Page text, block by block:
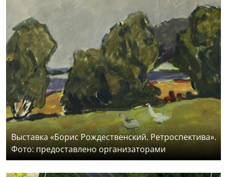
Выставка «Борис Рождественский. Ретроспектива».
Фото: предоставлено организаторами